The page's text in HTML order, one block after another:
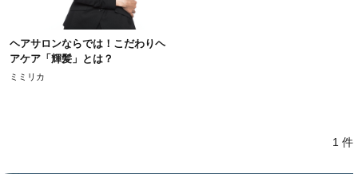
ヘアサロンならでは！こだわりヘ
アケア「輝髪」とは？
ミミリカ
1 件